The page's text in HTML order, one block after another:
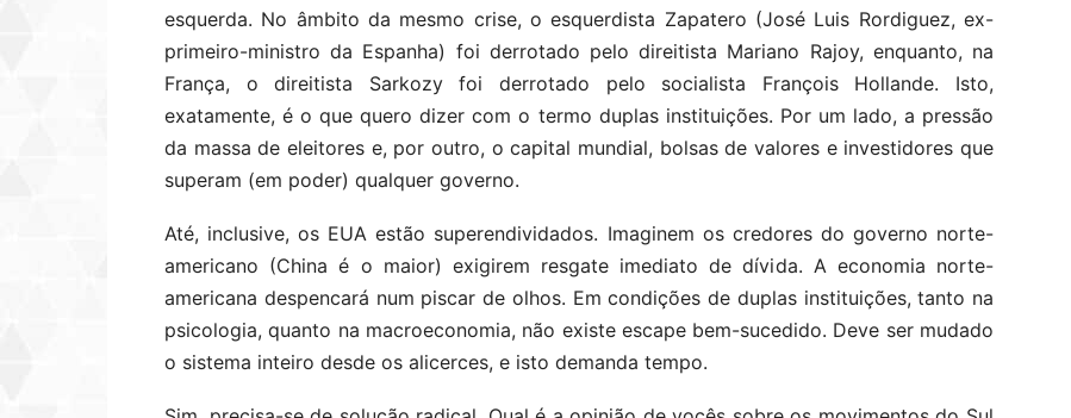
esquerda. No âmbito da mesmo crise, o esquerdista Zapatero (José Luis Rordiguez, ex-
primeiro-ministro da Espanha) foi derrotado pelo direitista Mariano Rajoy, enquanto, na
França, o direitista Sarkozy foi derrotado pelo socialista François Hollande. Isto,
exatamente, é o que quero dizer com o termo duplas instituições. Por um lado, a pressão
da massa de eleitores e, por outro, o capital mundial, bolsas de valores e investidores que
superam (em poder) qualquer governo.
Até, inclusive, os EUA estão superendividados. Imaginem os credores do governo norte-
americano (China é o maior) exigirem resgate imediato de dívida. A economia norte-
americana despencará num piscar de olhos. Em condições de duplas instituições, tanto na
psicologia, quanto na macroeconomia, não existe escape bem-sucedido. Deve ser mudado
o sistema inteiro desde os alicerces, e isto demanda tempo.